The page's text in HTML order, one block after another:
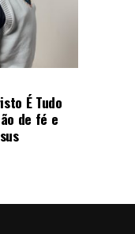
É Tudo
de fé e